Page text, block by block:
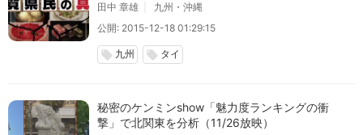
田中 章雄
九州・沖縄
公開: 2015-12-18 01:29:15
local_offer 九州 local_offer タイ
秘密のケンミンshow「魅力度ランキングの衝
撃」で北関東を分析（11/26放映）